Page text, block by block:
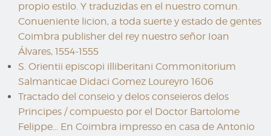
propio estilo. Y traduzidas en el nuestro comun.
Conueniente licion, a toda suerte y estado de gentes
Coimbra publisher del rey nuestro señor Ioan
Álvares, 1554-1555
S. Orientii episcopi illiberitani Commonitorium
Salmanticae Didaci Gomez Loureyro 1606
Tractado del conseio y delos conseieros delos
Principes / compuesto por el Doctor Bartolome
Felippe... En Coimbra impresso en casa de Antonio